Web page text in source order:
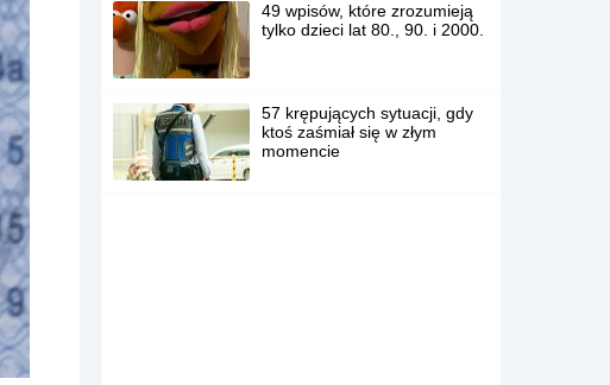
49 wpisów, które zrozumieją
tylko dzieci lat 80., 90. i 2000.
57 krępujących sytuacji, gdy
ktoś zaśmiał się w złym
momencie